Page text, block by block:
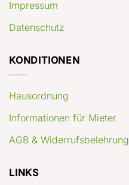
Impressum
Datenschutz
KONDITIONEN
Hausordnung
Informationen für Mieter
AGB & Widerrufsbelehrung
LINKS